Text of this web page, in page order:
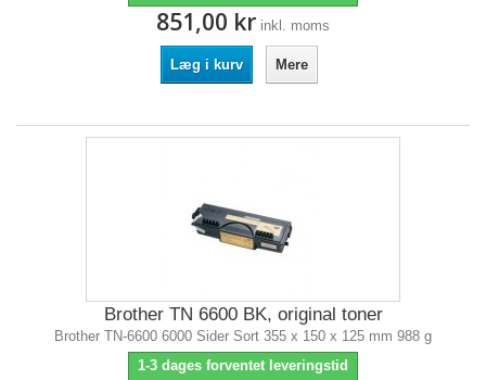
851,00 kr inkl. moms
Læg i kurv Mere
Brother TN 6600 BK, original toner
Brother TN-6600 6000 Sider Sort 355 x 150 x 125 mm 988 g
1-3 dages forventet leveringstid